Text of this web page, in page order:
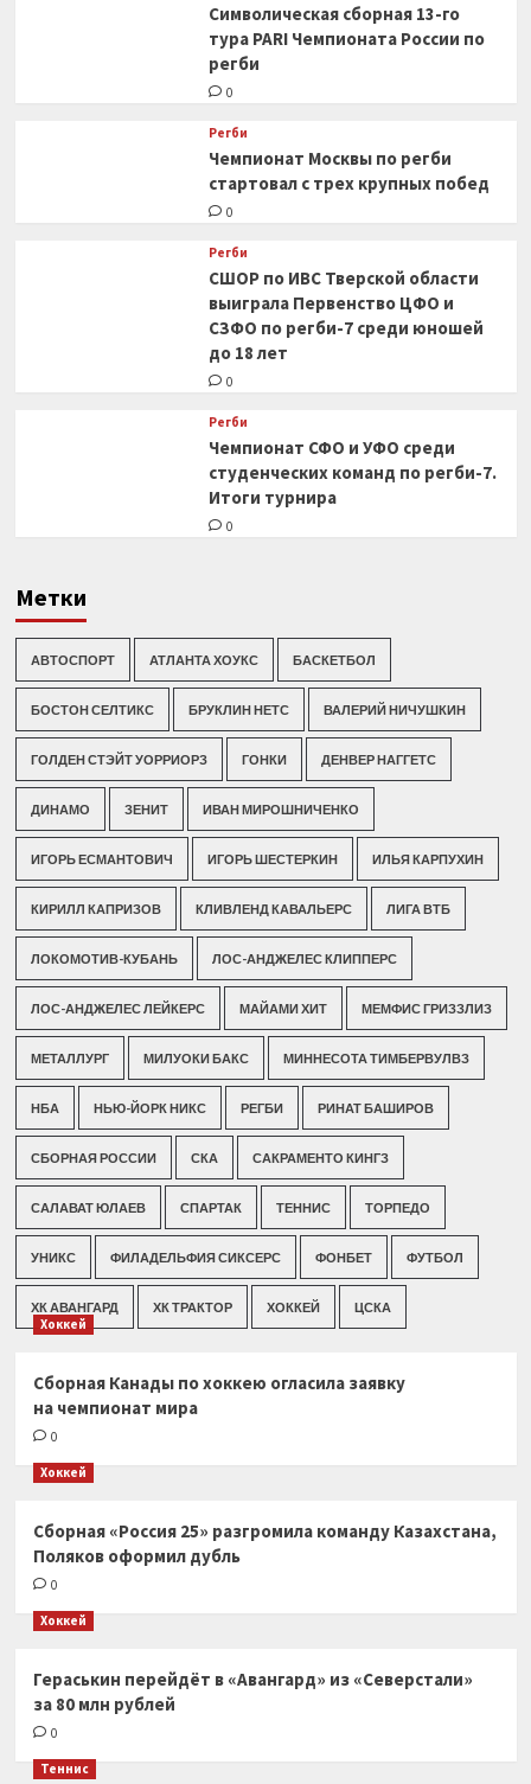
Символическая сборная 13-го
тура PARI Чемпионата России по
регби
0
Регби
Чемпионат Москвы по регби
стартовал с трех крупных побед
0
Регби
СШОР по ИВС Тверской области
выиграла Первенство ЦФО и
СЗФО по регби-7 среди юношей
до 18 лет
0
Регби
Чемпионат СФО и УФО среди
студенческих команд по регби-7.
Итоги турнира
0
Метки
АВТОСПОРТ АТЛАНТА ХОУКС БАСКЕТБОЛ
БОСТОН СЕЛТИКС БРУКЛИН НЕТС ВАЛЕРИЙ НИЧУШКИН
ГОЛДЕН СТЭЙТ УОРРИОРЗ ГОНКИ ДЕНВЕР НАГГЕТС
ДИНАМО ЗЕНИТ ИВАН МИРОШНИЧЕНКО
ИГОРЬ ЕСМАНТОВИЧ ИГОРЬ ШЕСТЕРКИН ИЛЬЯ КАРПУХИН
КИРИЛЛ КАПРИЗОВ КЛИВЛЕНД КАВАЛЬЕРС ЛИГА ВТБ
ЛОКОМОТИВ-КУБАНЬ ЛОС-АНДЖЕЛЕС КЛИППЕРС
ЛОС-АНДЖЕЛЕС ЛЕЙКЕРС МАЙАМИ ХИТ МЕМФИС ГРИЗЗЛИЗ
МЕТАЛЛУРГ МИЛУОКИ БАКС МИННЕСОТА ТИМБЕРВУЛВЗ
НБА НЬЮ-ЙОРК НИКС РЕГБИ РИНАТ БАШИРОВ
СБОРНАЯ РОССИИ СКА САКРАМЕНТО КИНГЗ
САЛАВАТ ЮЛАЕВ СПАРТАК ТЕННИС ТОРПЕДО
УНИКС ФИЛАДЕЛЬФИЯ СИКСЕРС ФОНБЕТ ФУТБОЛ
ХК АВАНГАРД ХК ТРАКТОР ХОККЕЙ ЦСКА
Хоккей
Сборная Канады по хоккею огласила заявку
на чемпионат мира
0
Хоккей
Сборная «Россия 25» разгромила команду Казахстана,
Поляков оформил дубль
0
Хоккей
Гераськин перейдёт в «Авангард» из «Северстали»
за 80 млн рублей
0
Теннис